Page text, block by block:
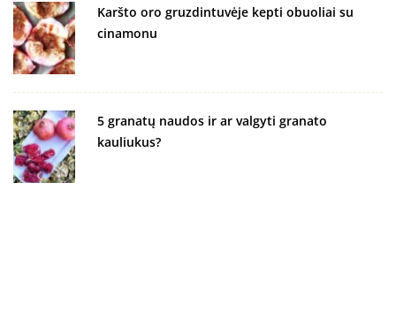
Karšto oro gruzdintuvėje kepti obuoliai su
cinamonu
5 granatų naudos ir ar valgyti granato
kauliukus?